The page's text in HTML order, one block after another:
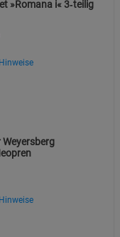
»Romana i« 3‑teilig
Hinweise
Hinweise